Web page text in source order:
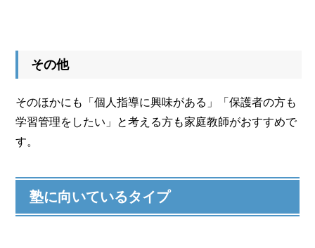
その他
そのほかにも「個人指導に興味がある」「保護者の方も
学習管理をしたい」と考える方も家庭教師がおすすめで
す。
塾に向いているタイプ